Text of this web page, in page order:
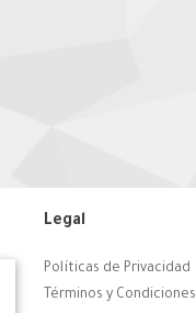
Legal
Políticas de Privacidad
Términos y Condiciones